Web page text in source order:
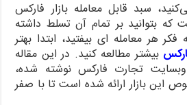
سبد قابل معامله بازار فارکس
که بتوانید بر تمام آن تسلط داشته
هر معامله ای بیفتید، ابتدا بهتر
بیشتر مطالعه کنید. در این مقاله
تجارت فارکس نوشته شده،
این بازار ارائه شده است تا با صفر